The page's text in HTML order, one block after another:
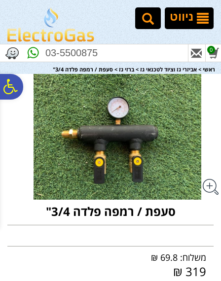
נגישות
אתר
המרכזי
ניווט
03-5500875 0
ראשי > אביזרי גז וציוד לטכנאי גז > ברזי גז > סעפת / רמפה פלדה 3/4"
סעפת / רמפה פלדה 3/4"
משלוח: 69.8 ₪
319 ₪